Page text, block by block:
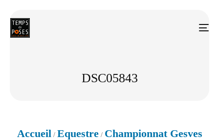
DSC05843
Accueil / Equestre/ Championnat Gesves